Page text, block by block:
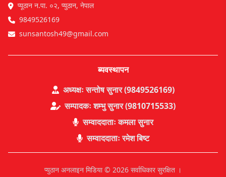
प्यूठान न.पा. ०२, प्युठान, नेपाल
9849526169
sunsantosh49@gmail.com
ब्यवस्थापन
अध्यक्षः सन्तोष सुनार (9849526169)
सम्पादकः शम्भु सुनार (9810715533)
सम्वाददाताः कमला सुनार
सम्वाददाताः रमेश बिष्ट
प्युठान अनलाइन मिडिया © 2026 सर्वाधिकार सुरक्षित ।